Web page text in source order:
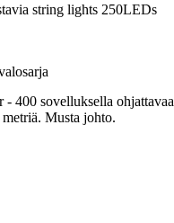
string lights 250LEDs
400 sovelluksella ohjattavaa
Musta johto.